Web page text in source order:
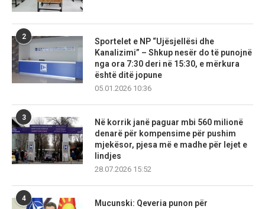
2
Sportelet e NP “Ujësjellësi dhe
Kanalizimi” – Shkup nesër do të punojnë
nga ora 7:30 deri në 15:30, e mërkura
është ditë jopune
05.01.2026 10:36
3
Në korrik janë paguar mbi 560 milionë
denarë për kompensime për pushim
mjekësor, pjesa më e madhe për lejet e
lindjes
28.07.2026 15:52
4
Mucunski: Qeveria punon për